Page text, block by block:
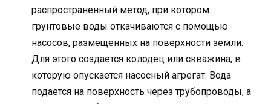
распространенный метод, при котором
грунтовые воды откачиваются с помощью
насосов, размещенных на поверхности земли.
Для этого создается колодец или скважина, в
которую опускается насосный агрегат. Вода
подается на поверхность через трубопроводы, а